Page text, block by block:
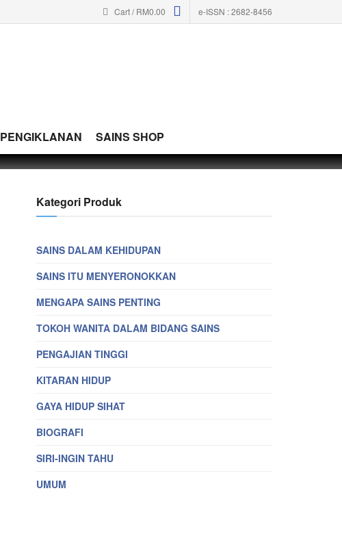
Cart /RM0.00 e-ISSN : 2682-8456
PENGIKLANAN SAINS SHOP
Kategori Produk
SAINS DALAM KEHIDUPAN
SAINS ITU MENYERONOKKAN
MENGAPA SAINS PENTING
TOKOH WANITA DALAM BIDANG SAINS
PENGAJIAN TINGGI
KITARAN HIDUP
GAYA HIDUP SIHAT
BIOGRAFI
SIRI-INGIN TAHU
UMUM